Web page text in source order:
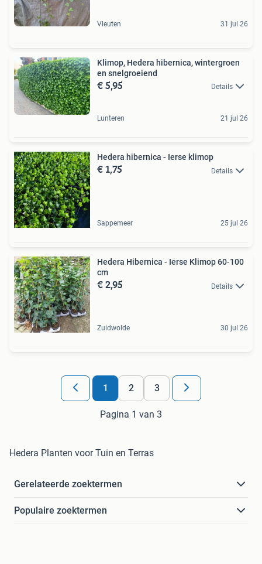
Vleuten 31 jul 26
Klimop, Hedera hibernica, wintergroen
en snelgroeiend
€ 5,95 Details
Lunteren 21 jul 26
Hedera hibernica - Ierse klimop
€ 1,75 Details
Sappemeer 25 jul 26
Hedera Hibernica - Ierse Klimop 60-100
cm
€ 2,95 Details
Zuidwolde 30 jul 26
1 2 3
Pagina 1 van 3
Hedera Planten voor Tuin en Terras
Gerelateerde zoektermen
Populaire zoektermen